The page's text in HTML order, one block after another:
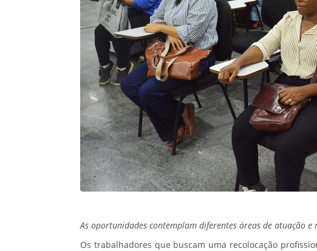
As oportunidades contemplam diferentes áreas de atuação e
Os trabalhadores que buscam uma recolocação